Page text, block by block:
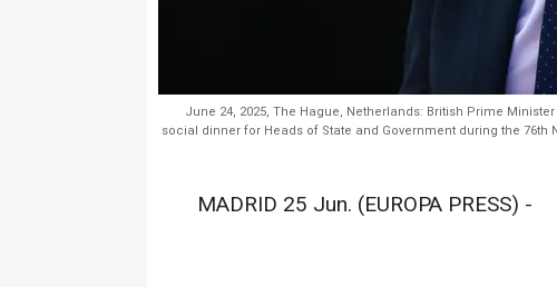
June 24, 2025, The Hague, Netherlands: British Prime
social dinner for Heads of State and Government during the
MADRID 25 Jun. (EUROPA PRESS) -